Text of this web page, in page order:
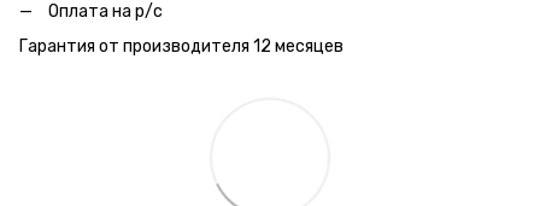
Оплата на р/с
Гарантия от производителя 12 месяцев